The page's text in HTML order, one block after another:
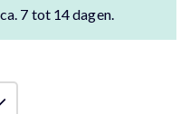
7 tot 14 dagen.